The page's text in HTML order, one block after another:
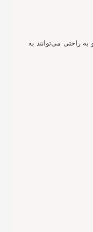
راحتی می‌توانند به